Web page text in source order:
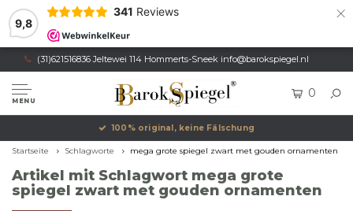
9,8
341 Reviews ×
(31)621516836 Jeltewei 114 Hommerts-Sneek info@barokspiegel.nl
MENU
0
100% original, keine Fälschung
Startseite Schlagworte mega grote spiegel zwart met gouden ornamenten
Artikel mit Schlagwort mega grote
spiegel zwart met gouden ornamenten